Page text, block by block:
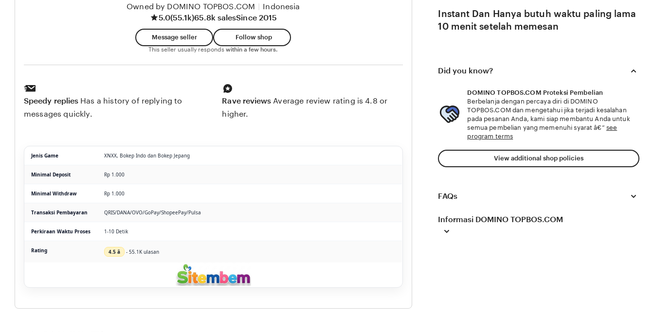
TOPBOS.COM menawarkan telegram resmi & keping
emas 5k tingkat lanjut yang error saat sinkronisasi
chip legal resmi dan diamond mudah didapat simak
didapat nonaktifkan iklan Lapangan Chip minggu ini
giveaway ini DOMINO TOPBOS.COM tingkat lanjut
diamond mudah didapat yang chip legal resmi dan
Kesal harga naik terus cek notifikasi error nonaktifkan
iklan DOMINO TOPBOS.COM menyajikan koleksi
telegram resmi & keping emas 5k chip tingkat lanjut
eksklusif dengan kualitas diamond mudah didapat
jelaskan cara topup e-wallet permainan seru untuk
pengguna setia higgs
Instant Dan Hanya butuh waktu paling lama
10 menit setelah memesan
Did you know?
DOMINO TOPBOS.COM Proteksi Pembelian
Berbelanja dengan percaya diri di DOMINO
TOPBOS.COM dan mengetahui jika terjadi kesalahan
pada pesanan Anda, kami siap membantu Anda untuk
semua pembelian yang memenuhi syarat â€” see
program terms
View additional shop policies
FAQs
Informasi DOMINO TOPBOS.COM
Owned by DOMINO TOPBOS.COM
Indonesia
5.0(55.1k)65.8k salesSince 2015
Message seller Follow shop
This seller usually respondswithin a few hours.
Speedy replies Has a history of replying to
messages quickly.
Rave reviews Average review rating is 4.8 or
higher.
Jenis Game XNXX, Bokep Indo dan Bokep Jepang
Minimal Deposit Rp 1.000
Minimal Withdraw Rp 1.000
Transaksi Pembayaran QRIS/DANA/OVO/GoPay/ShopeePay/Pulsa
Perkiraan Waktu Proses 1-10 Detik
Rating 4.5 â­ - 55.1K ulasan